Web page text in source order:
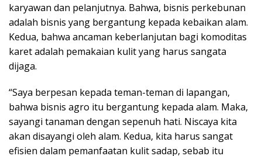
karyawan dan pelanjutnya. Bahwa, bisnis perkebunan
adalah bisnis yang bergantung kepada kebaikan alam.
Kedua, bahwa ancaman keberlanjutan bagi komoditas
karet adalah pemakaian kulit yang harus sangata
dijaga.
“Saya berpesan kepada teman-teman di lapangan,
bahwa bisnis agro itu bergantung kepada alam. Maka,
sayangi tanaman dengan sepenuh hati. Niscaya kita
akan disayangi oleh alam. Kedua, kita harus sangat
efisien dalam pemanfaatan kulit sadap, sebab itu